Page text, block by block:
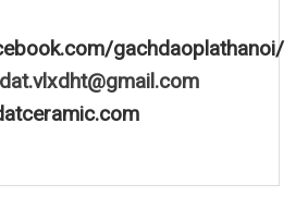
gachdaoplathanoi/